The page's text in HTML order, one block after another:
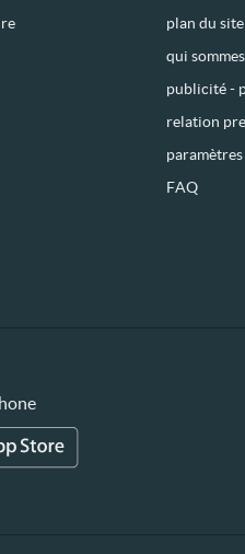
plan du site
qui
publicité -
relation
FAQ